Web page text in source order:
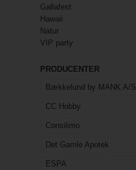
Gallafest
Hawaii
Natur
VIP party
PRODUCENTER
Bækkelund by MANK A/S
CC Hobby
Consilimo
Det Gamle Apotek
ESPA